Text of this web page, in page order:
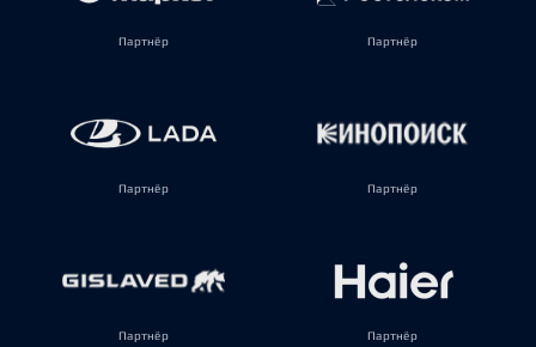
Партнёр Партнёр
Партнёр Партнёр
Партнёр Партнёр